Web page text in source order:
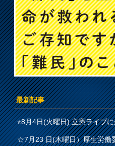
最新記事
⭐︎8月4日(火曜日) 立憲ライブ
☆7月23 日(木曜日）厚生労働